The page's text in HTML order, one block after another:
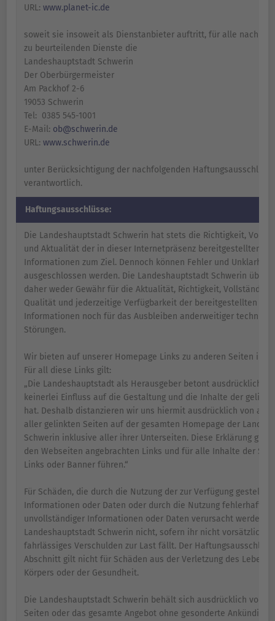
URL: www.planet-ic.de
soweit sie insoweit als Dienstanbieter auftritt, für alle nach
zu beurteilenden Dienste die
Landeshauptstadt Schwerin
Der Oberbürgermeister
Am Packhof 2-6
19053 Schwerin
Tel: 0385 545-1001
E-Mail: ob@schwerin.de
URL: www.schwerin.de
unter Berücksichtigung der nachfolgenden
verantwortlich.
Haftungsausschlüsse:
Die Landeshauptstadt Schwerin hat stets die Richtigkeit,
und Aktualität der in dieser Internetpräsenz bereitgestellten
Informationen zum Ziel. Dennoch können Fehler und
ausgeschlossen werden. Die Landeshauptstadt Schwerin
daher weder Gewähr für die Aktualität, Richtigkeit,
Qualität und jederzeitige Verfügbarkeit der bereitgestellten
Informationen noch für das Ausbleiben anderweitiger
Störungen.
Wir bieten auf unserer Homepage Links zu anderen Seiten im
Für all diese Links gilt:
„Die Landeshauptstadt als Herausgeber betont ausdrücklich,
keinerlei Einfluss auf die Gestaltung und die Inhalte der
hat. Deshalb distanzieren wir uns hiermit ausdrücklich von
aller gelinkten Seiten auf der gesamten Homepage der
Schwerin inklusive aller ihrer Unterseiten. Diese Erklärung gilt
den Webseiten angebrachten Links und für alle Inhalte der
Links oder Banner führen.“
Für Schäden, die durch die Nutzung der zur Verfügung gestellten
Informationen oder Daten oder durch die Nutzung fehlerhafter
unvollständiger Informationen oder Daten verursacht werden,
Landeshauptstadt Schwerin nicht, sofern ihr nicht
fahrlässiges Verschulden zur Last fällt. Der
Abschnitt gilt nicht für Schäden aus der Verletzung des Lebens,
Körpers oder der Gesundheit.
Die Landeshauptstadt Schwerin behält sich ausdrücklich vor,
Seiten oder das gesamte Angebot ohne gesonderte